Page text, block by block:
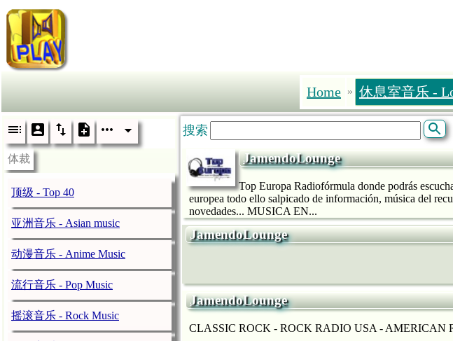
Home » 休息室音乐 -
体裁
顶级 - Top 40
亚洲音乐 - Asian music
动漫音乐 - Anime Music
流行音乐 - Pop Music
摇滚音乐 - Rock Music
搜索
JamendoLounge
Top Europa Radiofórmula donde podrás
europea todo ello salpicado de información, música del
novedades... MUSICA EN...
JamendoLounge
JamendoLounge
CLASSIC ROCK - ROCK RADIO USA - AMERICAN